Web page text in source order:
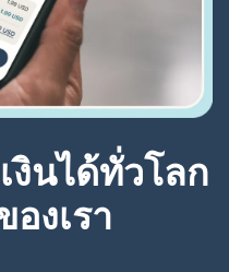
งินได้ทั่วโลก
งเรา